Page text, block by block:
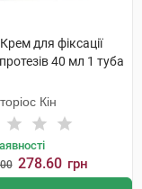
для фіксації
40 мл 1 туба
Кін
278.60 грн